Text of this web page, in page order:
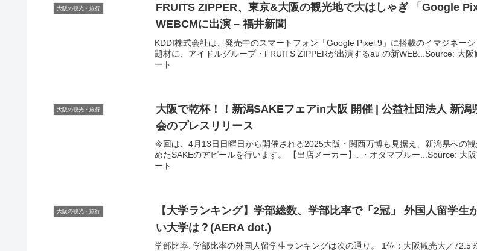
大阪の観光・旅行 FRUITS ZIPPER、東京&大阪の観光地で大はしゃぎ 「Google
WEBCMに出演 – 福井新聞
KDDI株式会社は、発売中のスマートフォン「Google Pixel 9」に搭載のイマジネー
題材に、アイドルグループ・FRUITS ZIPPERが出演するau の新WEB...Source: 大阪
ート
大阪の観光・旅行 大阪で乾杯！！新潟SAKEフェアin大阪 開催 | 公益社団法人 新潟
会のプレスリリース
今回は、4月13日日曜日から開催される2025大阪・関⻄万博も見据え、新潟県への
めたSAKEのアピールを行います。 【出店メーカー】. ・オタマブルー...Source: 大
ート
大阪の観光・旅行
【大学ランキング】学部総数、学部比率で「2冠」 外国人留学生
い大学は？(AERA dot.)
学部比率. 学部比率の外国人留学生ランキングは次の通り。 1位：大阪観光大／72.5